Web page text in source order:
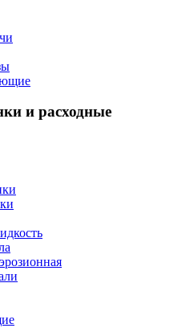
и расходные